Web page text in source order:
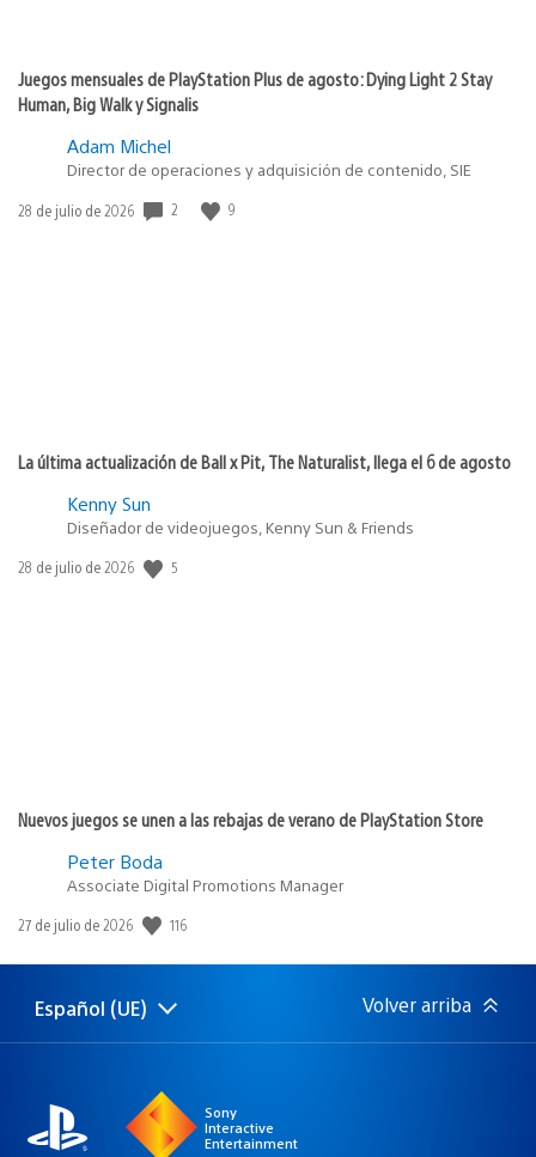
Juegos mensuales de PlayStation Plus de agosto: Dying Light 2 Stay
Human, Big Walk y Signalis
Adam Michel
Director de operaciones y adquisición de contenido, SIE
Fecha
28 de julio de 2026 2 9
La última actualización de Ball x Pit, The Naturalist, llega el 6 de agosto
Kenny Sun
Diseñador de videojuegos, Kenny Sun & Friends
Fecha
28 de julio de 2026 5
Nuevos juegos se unen a las rebajas de verano de PlayStation Store
Peter Boda
Associate Digital Promotions Manager
Fecha
publicación:
27 de julio de 2026 116
Selecciona
una
Región
actual:
Español (UE) Volver arriba
Sony
Interactive
Entertainment